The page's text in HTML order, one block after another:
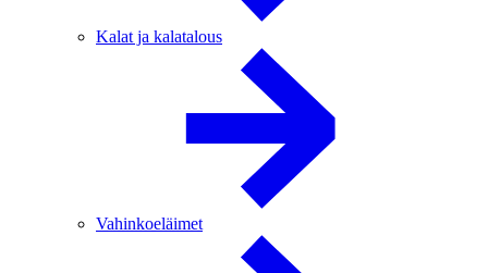
Kalat ja kalatalous
Vahinkoeläimet